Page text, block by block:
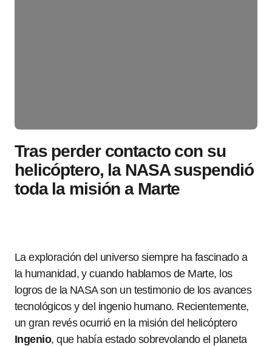
Tras perder contacto con su
helicóptero, la NASA suspendió
toda la misión a Marte
La exploración del universo siempre ha fascinado a
la humanidad, y cuando hablamos de Marte, los
logros de la NASA son un testimonio de los avances
tecnológicos y del ingenio humano. Recientemente,
un gran revés ocurrió en la misión del helicóptero
Ingenio, que había estado sobrevolando el planeta